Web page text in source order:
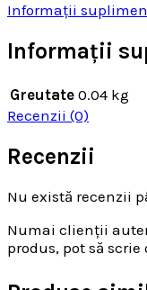
Informații
Informații
Greutate 0.04 kg
Recenzii (0)
Recenzii
Nu există recenzii
Numai clienții
produs, pot să scrie